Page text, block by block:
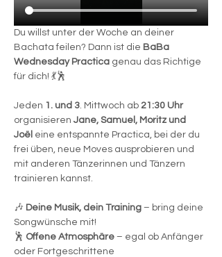
Du willst unter der Woche an deiner
Bachata feilen? Dann ist die BaBa
Wednesday Practica genau das Richtige
für dich! 💃🕺
Jeden 1. und 3 . Mittwoch ab 21:30 Uhr
organisieren Jane, Samuel, Moritz und
Joël eine entspannte Practica, bei der du
frei üben, neue Moves ausprobieren und
mit anderen Tänzerinnen und Tänzern
trainieren kannst.
🎶 Deine Musik, dein Training – bring deine
Songwünsche mit!
🕺 Offene Atmosphäre – egal ob Anfänger
oder Fortgeschrittene